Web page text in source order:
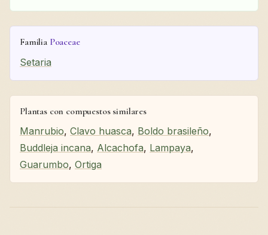
Familia Poaceae
Setaria
Plantas con compuestos similares
Manrubio, Clavo huasca, Boldo brasileño,
Buddleja incana, Alcachofa, Lampaya,
Guarumbo, Ortiga